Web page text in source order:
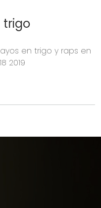
trigo
en trigo y raps en
2019